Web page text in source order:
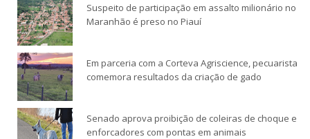
Suspeito de participação em assalto milionário no
Maranhão é preso no Piauí
Em parceria com a Corteva Agriscience, pecuarista
comemora resultados da criação de gado
Senado aprova proibição de coleiras de choque e
enforcadores com pontas em animais